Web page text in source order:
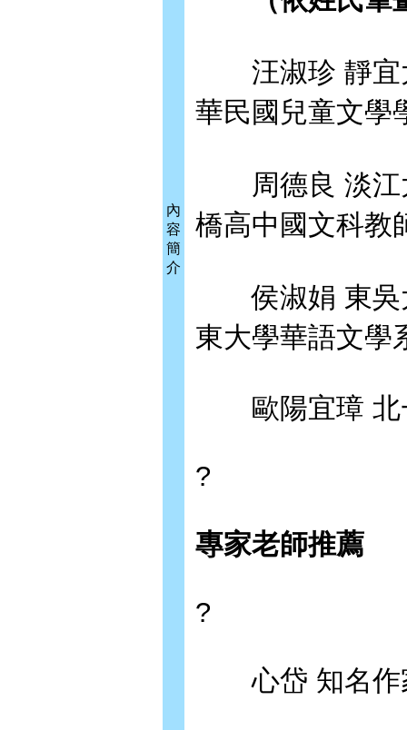
內
容
簡
介
汪淑珍 靜宜
華民國兒童文
周德良 淡江
橋高中國文科
侯淑娟 東吳
東大學華語文
歐陽宜璋 北
?
專家老師推薦
?
心岱 知名作